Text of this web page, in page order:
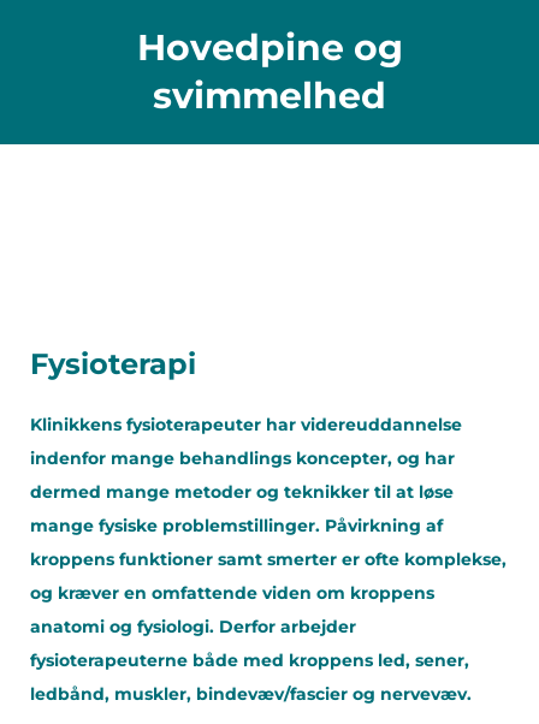
Hovedpine og
svimmelhed
Fysioterapi
Klinikkens fysioterapeuter har videreuddannelse
indenfor mange behandlings koncepter, og har
dermed mange metoder og teknikker til at løse
mange fysiske problemstillinger. Påvirkning af
kroppens funktioner samt smerter er ofte komplekse,
og kræver en omfattende viden om kroppens
anatomi og fysiologi. Derfor arbejder
fysioterapeuterne både med kroppens led, sener,
ledbånd, muskler, bindevæv/fascier og nervevæv.